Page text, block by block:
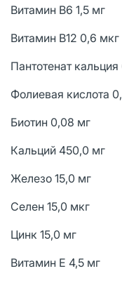
Витамин В6 1,5 мг
Витамин В12 0,6 мкг
Пантотенат
Фолиевая кислота
Биотин 0,08 мг
Кальций 450,0 мг
Железо 15,0 мг
Селен 15,0 мкг
Цинк 15,0 мг
Витамин Е 4,5 мг